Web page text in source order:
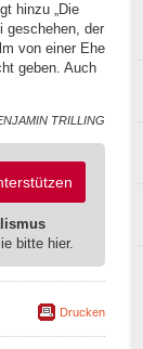
hinzu „Die
geschehen, der
von einer Ehe
geben. Auch
TRILLING
bitte hier.
Drucken